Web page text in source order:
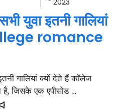
2023
युवा इतनी गालियां
romance
गालियां क्यों देते हैं काॅलेज
है, जिसके एक एपीसोड …